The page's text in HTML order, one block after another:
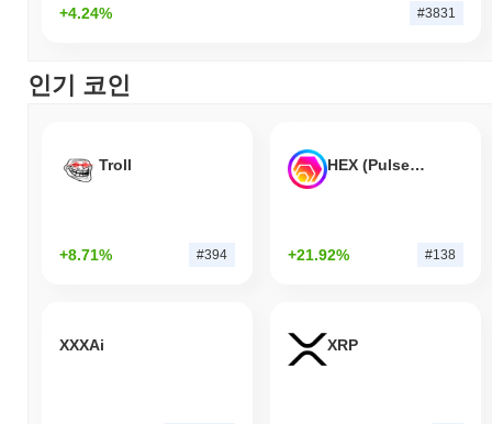
+4.24% #3831
인기 코인
Troll
+8.71% #394
HEX (Pulsechain)
+21.92% #138
XXXAi XRP